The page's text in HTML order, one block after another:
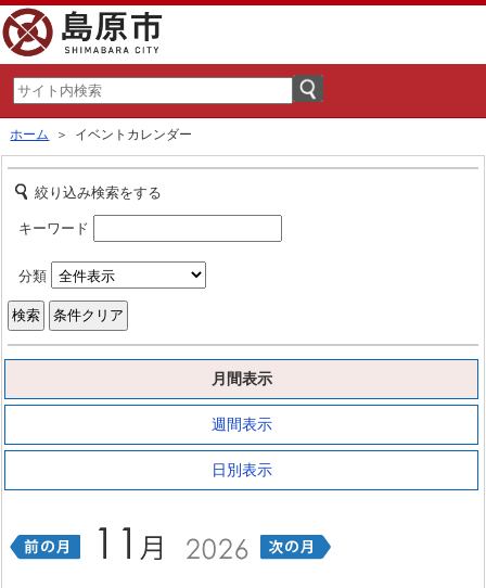
ホーム ＞ イベントカレンダー
絞り込み検索をする
キーワード
分類
月間表示
週間表示
日別表示